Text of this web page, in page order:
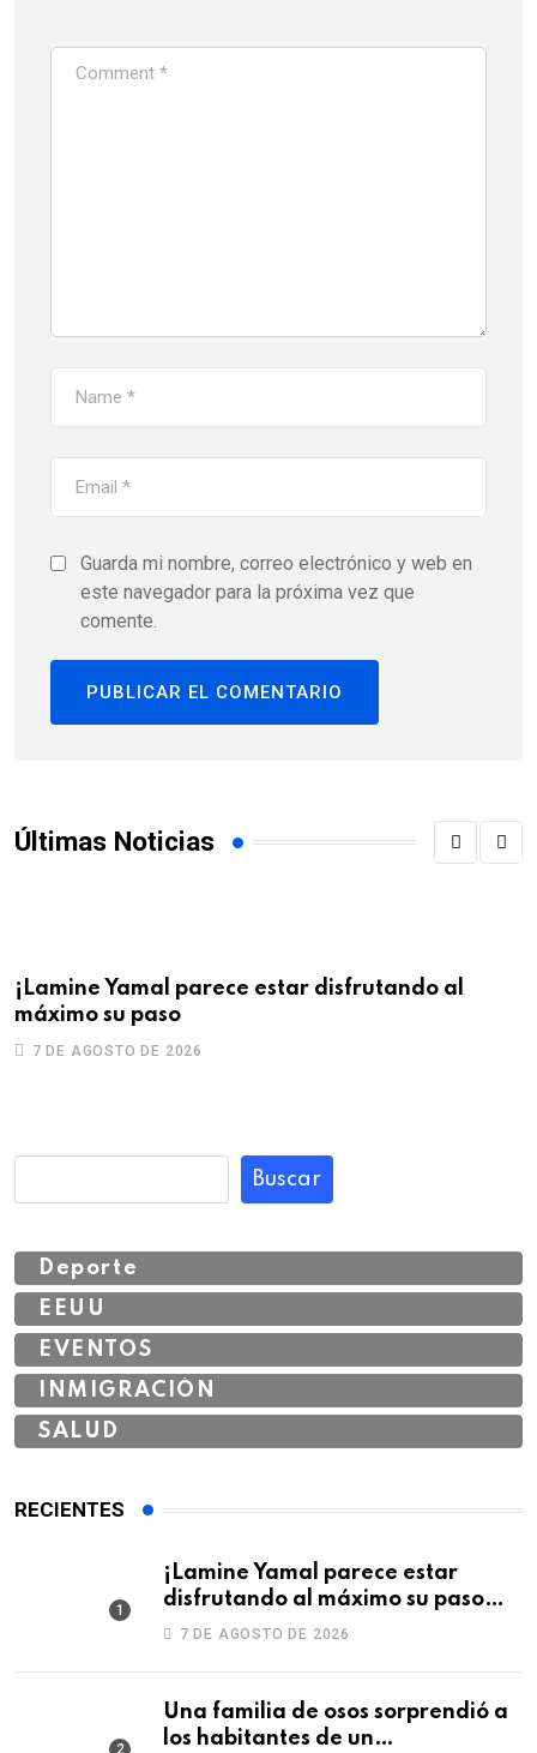
Guarda mi nombre, correo electrónico y web en
este navegador para la próxima vez que
comente.
Últimas Noticias
¡Lamine Yamal parece estar disfrutando al
máximo su paso
7 DE AGOSTO DE 2026
Buscar
Deporte
EEUU
EVENTOS
INMIGRACIÓN
SALUD
RECIENTES
¡Lamine Yamal parece estar
disfrutando al máximo su paso
por Colombia!
7 DE AGOSTO DE 2026
Una familia de osos sorprendió a
los habitantes de un